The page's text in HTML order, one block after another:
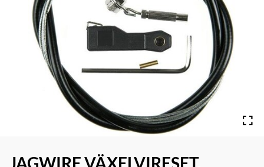
JAGWIRE VÄXELVIRESET,